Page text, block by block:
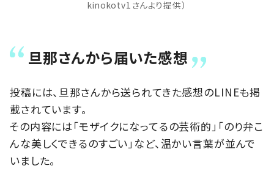
kinokotv1さんより提供）
旦那さんから届いた感想
投稿には、旦那さんから送られてきた感想のLINEも掲
載されています。
その内容には「モザイクになってるの芸術的」「のり弁こ
んな美しくできるのすごい」など、温かい言葉が並んで
いました。